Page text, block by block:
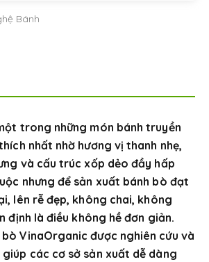
Bánh
trong những món bánh truyền
nhất nhờ hương vị thanh nhẹ,
và cấu trúc xốp dẻo đầy hấp
nhưng để sản xuất bánh bò đạt
lên rễ đẹp, không chai, không
định là điều không hề đơn giản.
VinaOrganic được nghiên cứu và
giúp các cơ sở sản xuất dễ dàng